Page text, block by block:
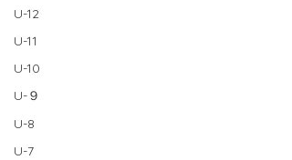
U-12
U-11
U-10
U-９
U-8
U-7